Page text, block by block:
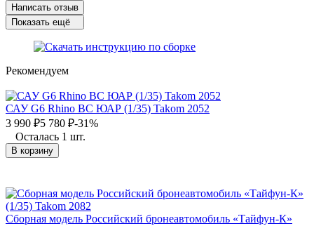
Написать отзыв
Показать ещё
Рекомендуем
САУ G6 Rhino ВС ЮАР (1/35) Takom 2052
3 990 ₽5 780 ₽-31%
Осталась 1 шт.
В корзину
Сборная модель Российский бронеавтомобиль «Тайфун-К»